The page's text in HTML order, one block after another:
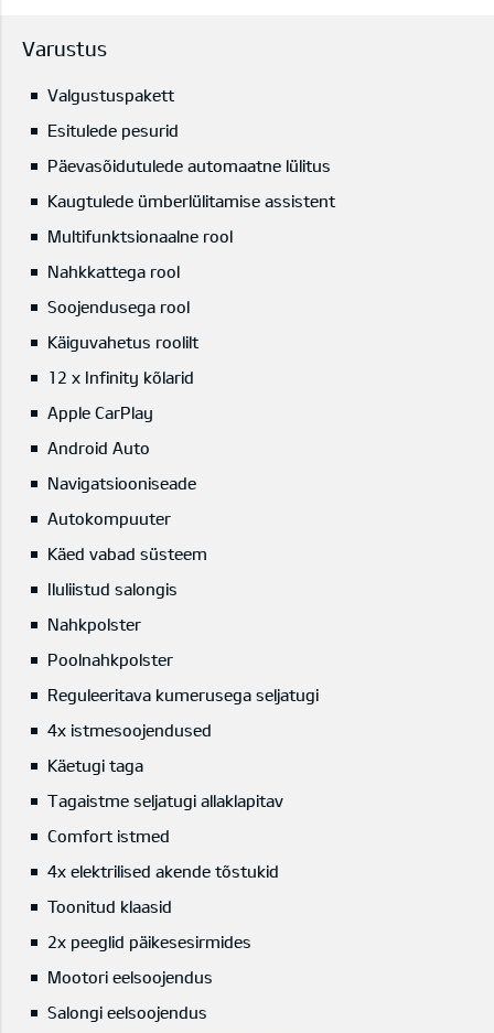
Varustus
Valgustuspakett
Esitulede pesurid
Päevasõidutulede automaatne lülitus
Kaugtulede ümberlülitamise assistent
Multifunktsionaalne rool
Nahkkattega rool
Soojendusega rool
Käiguvahetus roolilt
12 x Infinity kõlarid
Apple CarPlay
Android Auto
Navigatsiooniseade
Autokompuuter
Käed vabad süsteem
Iluliistud salongis
Nahkpolster
Poolnahkpolster
Reguleeritava kumerusega seljatugi
4x istmesoojendused
Käetugi taga
Tagaistme seljatugi allaklapitav
Comfort istmed
4x elektrilised akende tõstukid
Toonitud klaasid
2x peeglid päikesesirmides
Mootori eelsoojendus
Salongi eelsoojendus